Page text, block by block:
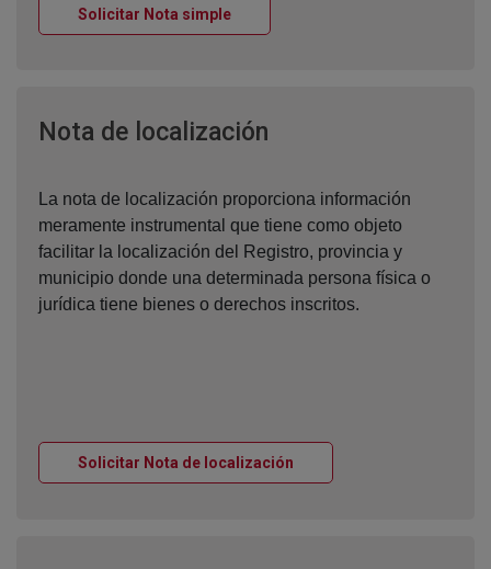
Solicitar Nota simpleVentana nueva
Nota de localización
La nota de localización proporciona información
meramente instrumental que tiene como objeto
facilitar la localización del Registro, provincia y
municipio donde una determinada persona física o
jurídica tiene bienes o derechos inscritos.
Solicitar Nota de localización